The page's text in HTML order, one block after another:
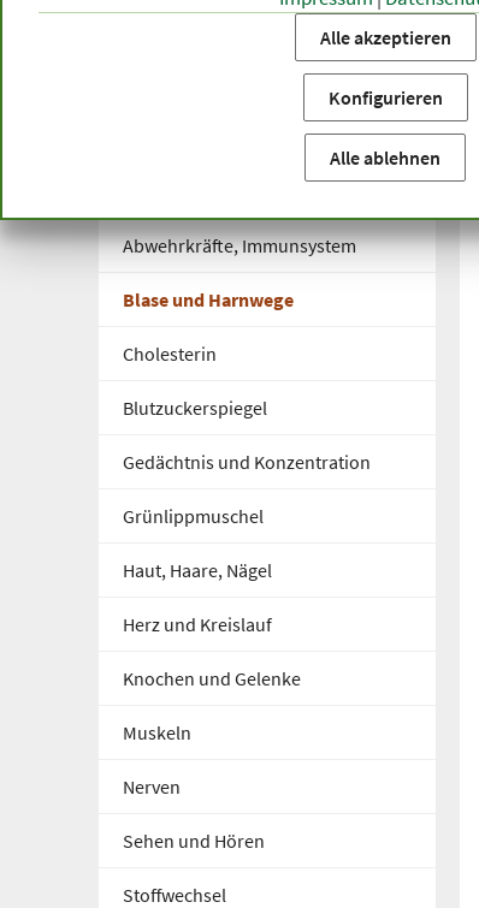
KATEGORIEN
BEREICHE
Startseite
Kapseln und Tabletten
Abwehrkräfte, Immunsystem
Blase und Harnwege
Cholesterin
Blutzuckerspiegel
Gedächtnis und Konzentration
Grünlippmuschel
Haut, Haare, Nägel
Herz und Kreislauf
Knochen und Gelenke
Muskeln
Nerven
Sehen und Hören
Stoffwechsel
Alle akzeptieren
Konfigurieren
Alle ablehnen